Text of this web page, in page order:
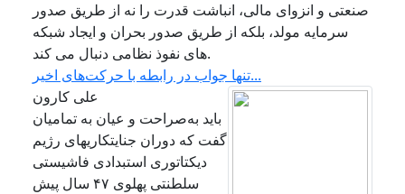
صنعتی و انزوای مالی، انباشت قدرت را نه از طریق صدور
سرمایه مولد، بلکه از طریق صدور بحران و ایجاد شبکه
های نفوذ نظامی دنبال می کند.
تنها جواب در رابطه با حرکت‌های اخیر...
علی کارون
باید به‌صراحت و عیان به تمامیان
گفت که دوران جنایتکاریهای رژیم
دیکتاتوری استبدادی فاشیستی
سلطنتی پهلوی ۴۷ سال پیش